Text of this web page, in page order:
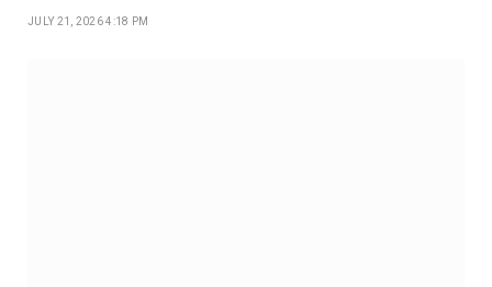
JULY 21, 2026 4:18 PM